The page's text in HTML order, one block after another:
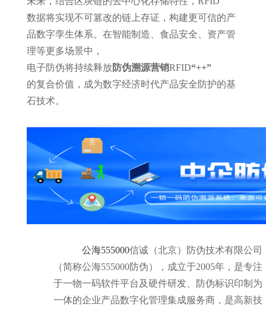
数据将实现不可篡改的链上存证，构建更可信的产
品数字孪生体系。在智能制造、食品安全、资产管
理等更多场景中，
RFID
电子防伪将持续释放 “
防伪 +
溯源 +
营销
”
的复合价值，成为数字经济时代产品安全防护的基
石技术。
公海555000信诚（北京）防伪技术有限公司
（简称公海555000防伪），成立于2005年，是专注
于一物一码软件平台及硬件研发、防伪标识印制为
一体的企业产品数字化管理集成服务商，是高新技